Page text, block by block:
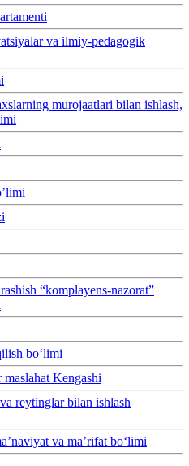
va ilmiy-pedagogik
murojaatlari bilan ishlash,
“komplayens-nazorat”
bo‘limi
Kengashi
reytinglar bilan ishlash
va ma’rifat bo‘limi